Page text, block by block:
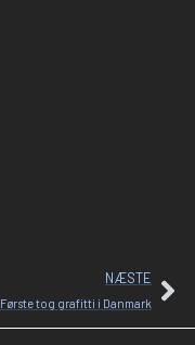
NÆSTE
Første tog grafitti i Danmark